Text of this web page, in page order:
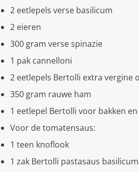
2 eetlepels verse basilicum
2 eieren
300 gram verse spinazie
1 pak cannelloni
2 eetlepels Bertolli extra vergine
350 gram rauwe ham
1 eetlepel Bertolli voor bakken
Voor de tomatensaus:
1 teen knoflook
1 zak Bertolli pastasaus basilicum